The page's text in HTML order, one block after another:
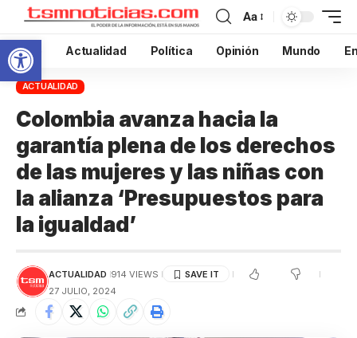
Abrir barra de herramientas
Aa
Inicio Actualidad Política Opinión Mundo
ACTUALIDAD
Colombia avanza hacia la
garantía plena de los derechos
de las mujeres y las niñas con
la alianza ‘Presupuestos para
la igualdad’
ACTUALIDAD 914 VIEWS
27 JULIO, 2024